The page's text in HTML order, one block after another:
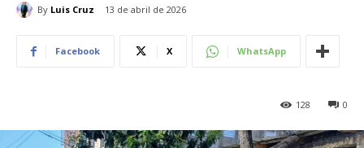
By Luis Cruz 13 de abril de 2026
Facebook X WhatsApp
0
128